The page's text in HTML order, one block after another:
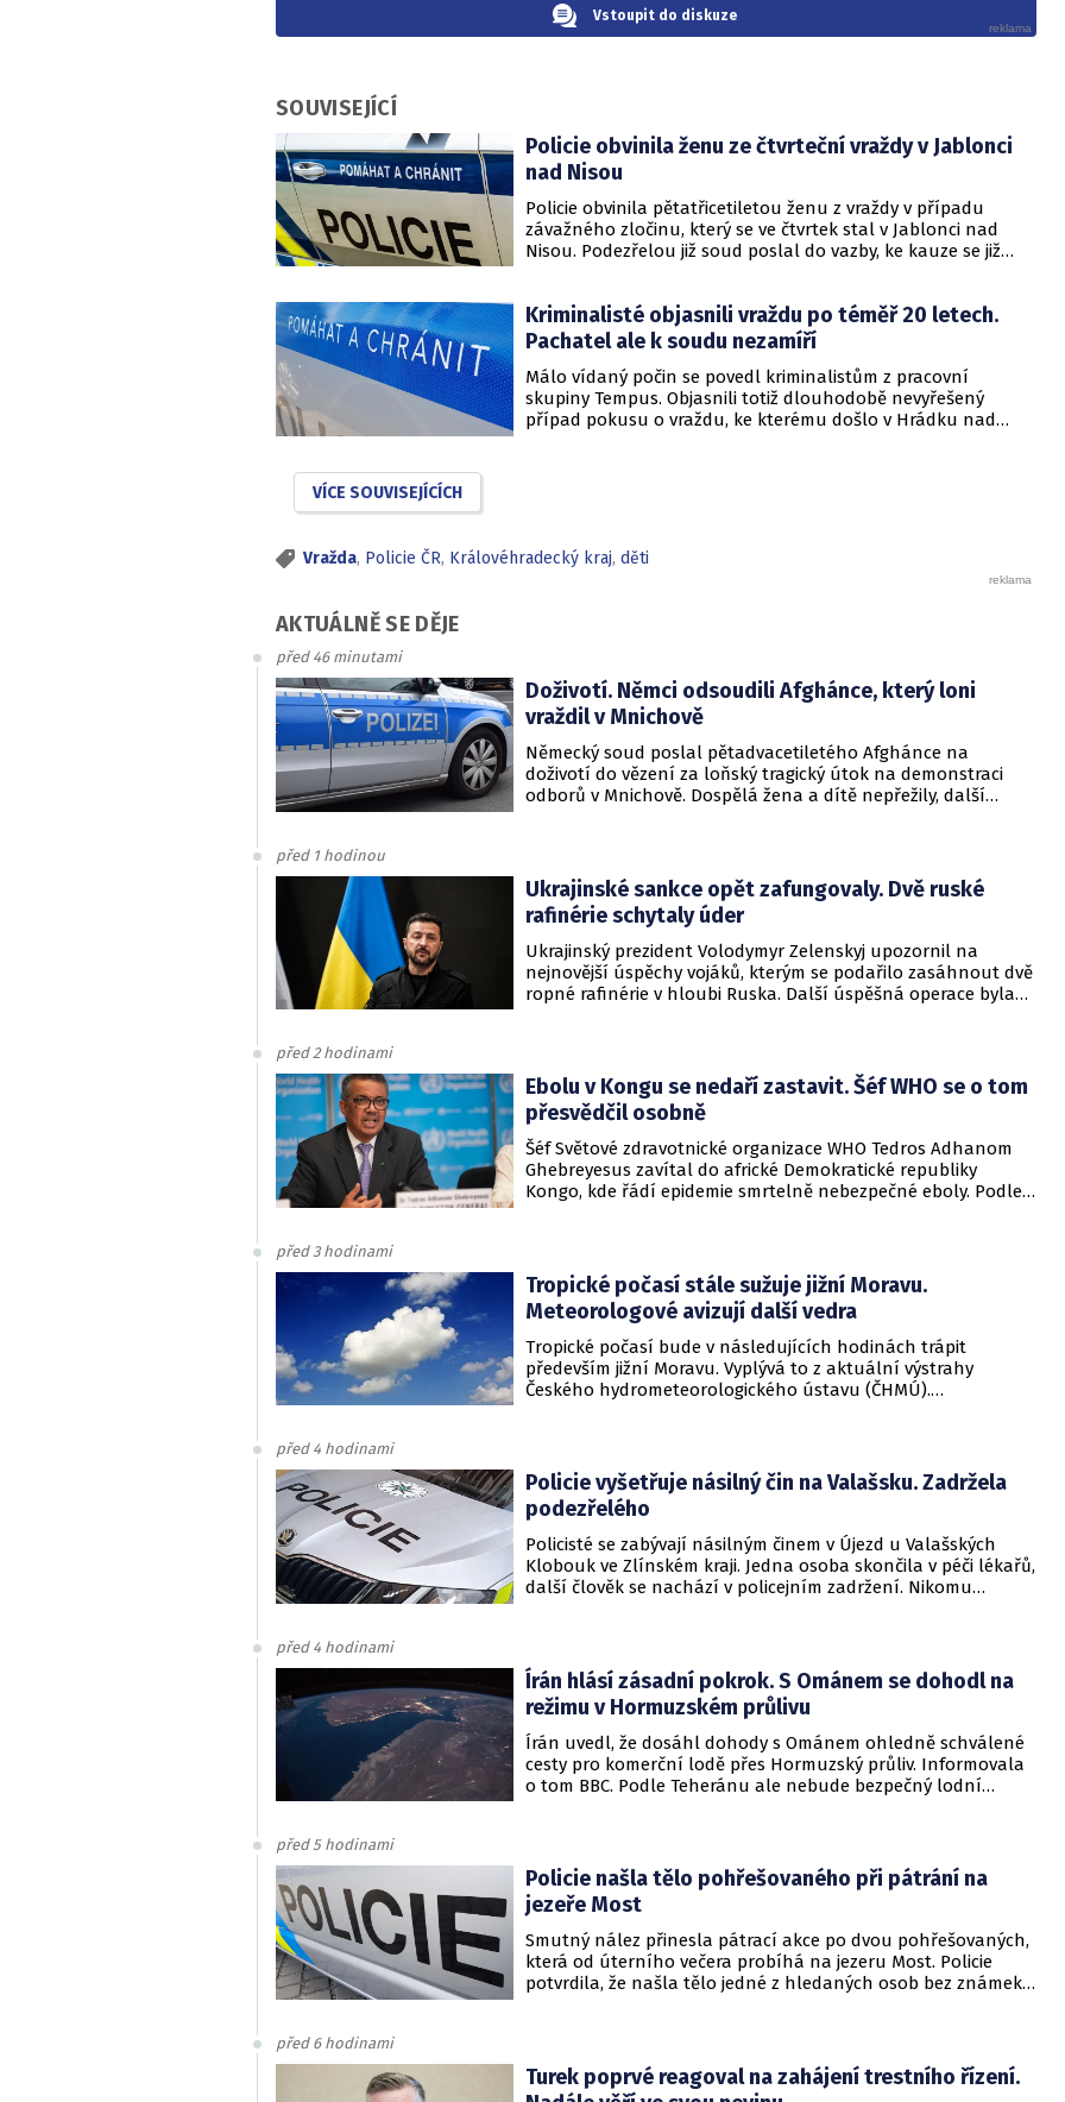
Vstoupit do diskuze
SOUVISEJÍCÍ
Policie obvinila ženu ze čtvrteční vraždy v Jablonci
nad Nisou
Policie obvinila pětatřicetiletou ženu z vraždy v případu
závažného zločinu, který se ve čtvrtek stal v Jablonci nad
Nisou. Podezřelou již soud poslal do vazby, ke kauze se již
Kriminalisté objasnili vraždu po téměř 20 letech.
Pachatel ale k soudu nezamíří
Málo vídaný počin se povedl kriminalistům z pracovní
skupiny Tempus. Objasnili totiž dlouhodobě nevyřešený
případ pokusu o vraždu, ke kterému došlo v Hrádku nad
VÍCE SOUVISEJÍCÍCH
Vražda, Policie ČR, Královéhradecký kraj, děti
AKTUÁLNĚ SE DĚJE
před 46 minutami
Doživotí. Němci odsoudili Afghánce, který loni
vraždil v Mnichově
Německý soud poslal pětadvacetiletého Afghánce na
doživotí do vězení za loňský tragický útok na demonstraci
odborů v Mnichově. Dospělá žena a dítě nepřežily, další
před 1 hodinou
Ukrajinské sankce opět zafungovaly. Dvě ruské
rafinérie schytaly úder
Ukrajinský prezident Volodymyr Zelenskyj upozornil na
nejnovější úspěchy vojáků, kterým se podařilo zasáhnout dvě
ropné rafinérie v hloubi Ruska. Další úspěšná operace byla
před 2 hodinami
Ebolu v Kongu se nedaří zastavit. Šéf WHO se o tom
přesvědčil osobně
Šéf Světové zdravotnické organizace WHO Tedros Adhanom
Ghebreyesus zavítal do africké Demokratické republiky
Kongo, kde řádí epidemie smrtelně nebezpečné eboly. Podle
před 3 hodinami
Tropické počasí stále sužuje jižní Moravu.
Meteorologové avizují další vedra
Tropické počasí bude v následujících hodinách trápit
především jižní Moravu. Vyplývá to z aktuální výstrahy
Českého hydrometeorologického ústavu (ČHMÚ).
před 4 hodinami
Policie vyšetřuje násilný čin na Valašsku. Zadržela
podezřelého
Policisté se zabývají násilným činem v Újezd u Valašských
Klobouk ve Zlínském kraji. Jedna osoba skončila v péči lékařů,
další člověk se nachází v policejním zadržení. Nikomu
před 4 hodinami
Írán hlásí zásadní pokrok. S Ománem se dohodl na
režimu v Hormuzském průlivu
Írán uvedl, že dosáhl dohody s Ománem ohledně schválené
cesty pro komerční lodě přes Hormuzský průliv. Informovala
o tom BBC. Podle Teheránu ale nebude bezpečný lodní
před 5 hodinami
Policie našla tělo pohřešovaného při pátrání na
jezeře Most
Smutný nález přinesla pátrací akce po dvou pohřešovaných,
která od úterního večera probíhá na jezeru Most. Policie
potvrdila, že našla tělo jedné z hledaných osob bez známek
před 6 hodinami
Turek poprvé reagoval na zahájení trestního řízení.